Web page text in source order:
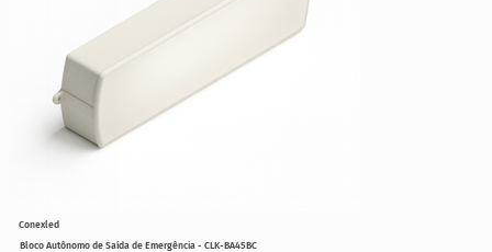
Bloco Autônomo de Saída de Emergência - CLK-BA45BC
Conexled